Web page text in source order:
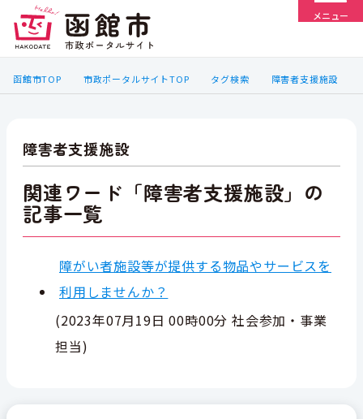
メニュー
函館市TOP 市政ポータルサイトTOP タグ検索 障害者支援施設
障害者支援施設
関連ワード「障害者支援施設」の
記事一覧
障がい者施設等が提供する物品やサービスを
利用しませんか？
(2023年07月19日 00時00分 社会参加・事業
担当)